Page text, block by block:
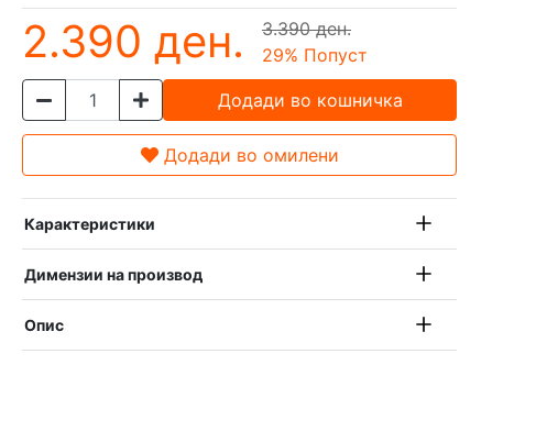
2.390 ден.
3.390 ден.
29% Попуст
Додади во кошничка
Додади во омилени
Карактеристики
Димензии на производ
Опис